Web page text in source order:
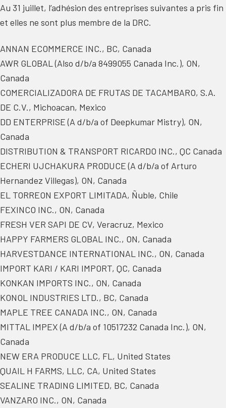
Au 31 juillet, l’adhésion des entreprises suivantes a pris fin
et elles ne sont plus membre de la DRC.
ANNAN ECOMMERCE INC., BC, Canada
AWR GLOBAL (Also d/b/a 8499055 Canada Inc.), ON,
Canada
COMERCIALIZADORA DE FRUTAS DE TACAMBARO, S.A.
DE C.V., Michoacan, Mexico
DD ENTERPRISE (A d/b/a of Deepkumar Mistry), ON,
Canada
DISTRIBUTION & TRANSPORT RICARDO INC., QC Canada
ECHERI UJCHAKURA PRODUCE (A d/b/a of Arturo
Hernandez Villegas), ON, Canada
EL TORREON EXPORT LIMITADA, Ñuble, Chile
FEXINCO INC., ON, Canada
FRESH VER SAPI DE CV, Veracruz, Mexico
HAPPY FARMERS GLOBAL INC., ON, Canada
HARVESTDANCE INTERNATIONAL INC., ON, Canada
IMPORT KARI / KARI IMPORT, QC, Canada
KONKAN IMPORTS INC., ON, Canada
KONOL INDUSTRIES LTD., BC, Canada
MAPLE TREE CANADA INC., ON, Canada
MITTAL IMPEX (A d/b/a of 10517232 Canada Inc.), ON,
Canada
NEW ERA PRODUCE LLC, FL, United States
QUAIL H FARMS, LLC, CA, United States
SEALINE TRADING LIMITED, BC, Canada
VANZARO INC., ON, Canada